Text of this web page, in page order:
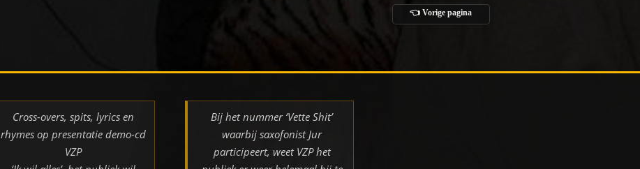
👈 Vorige pagina
Cross-overs, spits, lyrics en
rhymes op presentatie demo-cd
VZP
Bij het nummer ‘Vette Shit’
waarbij saxofonist Jur
participeert, weet VZP het